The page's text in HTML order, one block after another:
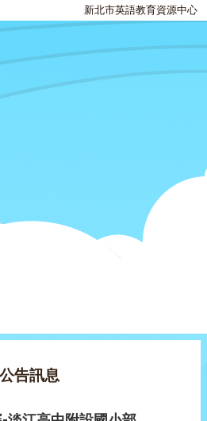
新北市英語教育資源中心
公告訊息